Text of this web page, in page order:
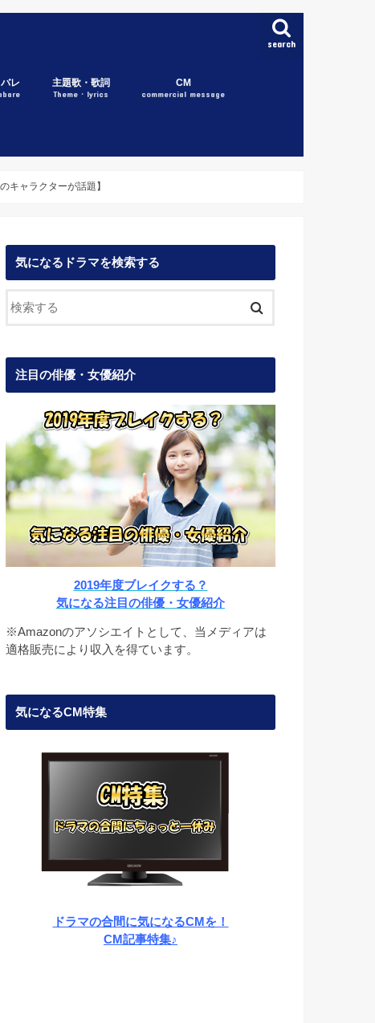
search
レ 主題歌・歌詞
Theme・lyrics
CM
commercial message
キャラクターが話題】
気になるドラマを検索する
注目の俳優・女優紹介
2019年度ブレイクする？
気になる注目の俳優・女優紹介
※Amazonのアソシエイトとして、当メディアは
適格販売により収入を得ています。
気になるCM特集
ドラマの合間に気になるCMを！
CM記事特集♪